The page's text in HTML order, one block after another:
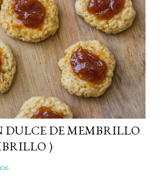
DULCE DE MEMBRILLO
)